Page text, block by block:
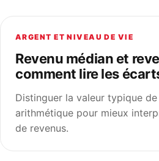
ARGENT ET NIVEAU DE VIE
Revenu médian et
comment lire les
Distinguer la valeur typique
arithmétique pour mieux
de revenus.